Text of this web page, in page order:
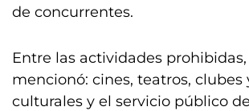
de concurrentes.
Entre las actividades
mencionó: cines, teatros, clubes
culturales y el servicio público